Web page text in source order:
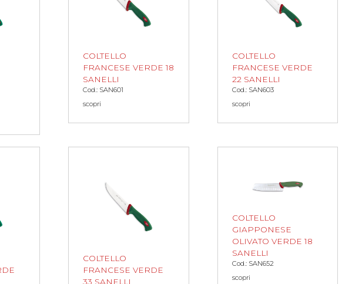
COLTELLO
FRANCESE VERDE 18
SANELLI
Cod.: SAN601
scopri
COLTELLO
FRANCESE VERDE
22 SANELLI
Cod.: SAN603
scopri
COLTELLO
FRANCESE VERDE
33 SANELLI
COLTELLO
GIAPPONESE
OLIVATO VERDE 18
SANELLI
Cod.: SAN652
scopri